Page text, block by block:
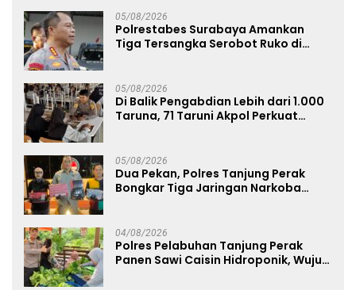
05/08/2026
Polrestabes Surabaya Amankan
Tiga Tersangka Serobot Ruko di
05/08/2026
Di Balik Pengabdian Lebih dari 1.000
Taruna, 71 Taruni Akpol Perkuat
05/08/2026
Dua Pekan, Polres Tanjung Perak
Bongkar Tiga Jaringan Narkoba
04/08/2026
Polres Pelabuhan Tanjung Perak
Panen Sawi Caisin Hidroponik, Wujud